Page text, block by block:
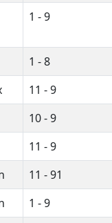
1 - 9
1 - 8
11 - 9
10 - 9
11 - 9
11 - 91
1 - 9